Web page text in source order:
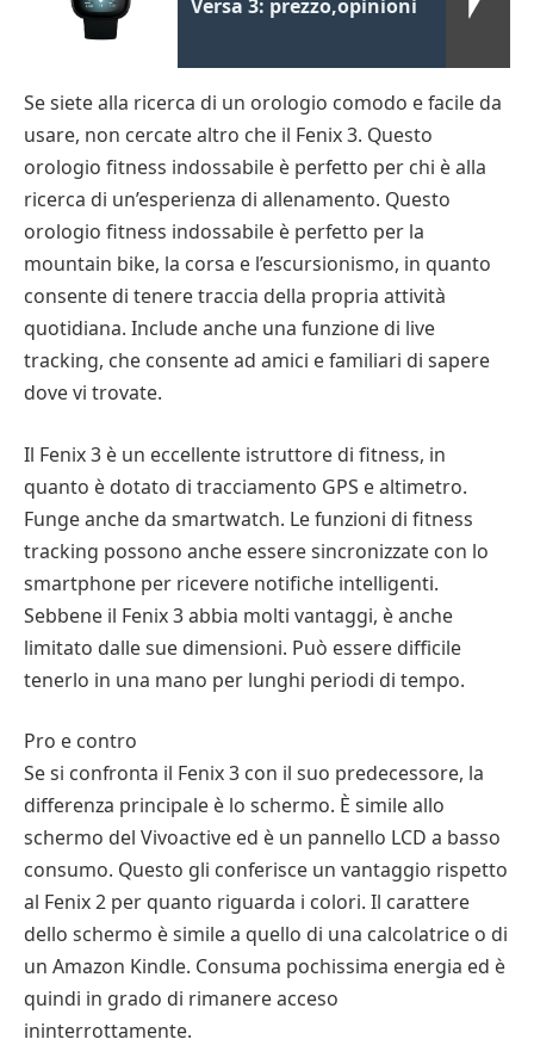
Versa 3: prezzo,opinioni
Se siete alla ricerca di un orologio comodo e facile da
usare, non cercate altro che il Fenix 3. Questo
orologio fitness indossabile è perfetto per chi è alla
ricerca di un’esperienza di allenamento. Questo
orologio fitness indossabile è perfetto per la
mountain bike, la corsa e l’escursionismo, in quanto
consente di tenere traccia della propria attività
quotidiana. Include anche una funzione di live
tracking, che consente ad amici e familiari di sapere
dove vi trovate.
Il Fenix 3 è un eccellente istruttore di fitness, in
quanto è dotato di tracciamento GPS e altimetro.
Funge anche da smartwatch. Le funzioni di fitness
tracking possono anche essere sincronizzate con lo
smartphone per ricevere notifiche intelligenti.
Sebbene il Fenix 3 abbia molti vantaggi, è anche
limitato dalle sue dimensioni. Può essere difficile
tenerlo in una mano per lunghi periodi di tempo.
Pro e contro
Se si confronta il Fenix 3 con il suo predecessore, la
differenza principale è lo schermo. È simile allo
schermo del Vivoactive ed è un pannello LCD a basso
consumo. Questo gli conferisce un vantaggio rispetto
al Fenix 2 per quanto riguarda i colori. Il carattere
dello schermo è simile a quello di una calcolatrice o di
un Amazon Kindle. Consuma pochissima energia ed è
quindi in grado di rimanere acceso
ininterrottamente.